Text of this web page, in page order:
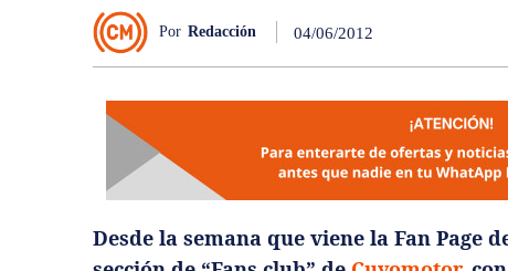
Por Redacción 04/06/2012
Desde la semana que viene la Fan Page